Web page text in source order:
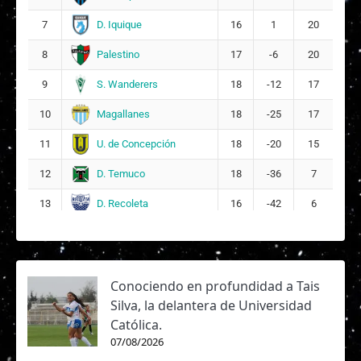
10
J Josefa Martina Inostroza Saavedra
11
J
7 D. Iquique 16 1 20
8 Palestino 17 -6 20
9 S. Wanderers 18 -12 17
10 Magallanes 18 -25 17
11 U. de Concepción 18 -20 15
12 D. Temuco 18 -36 7
13 D. Recoleta 16 -42 6
Conociendo en profundidad a Tais
Silva, la delantera de Universidad
Católica.
07/08/2026